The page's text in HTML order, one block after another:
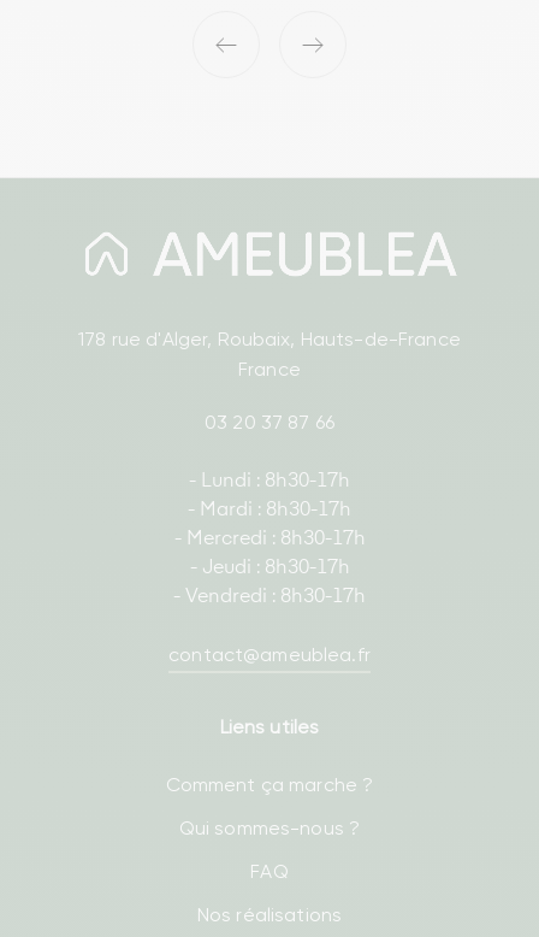
‹ ›
178 rue d'Alger, Roubaix, Hauts-de-France
France
03 20 37 87 66
- Lundi : 8h30-17h
- Mardi : 8h30-17h
- Mercredi : 8h30-17h
- Jeudi : 8h30-17h
- Vendredi : 8h30-17h
contact@ameublea.fr
Liens utiles
Comment ça marche ?
Qui sommes-nous ?
FAQ
Nos réalisations